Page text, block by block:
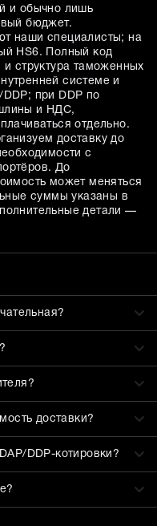
и обычно лишь
бюджет.
наши специалисты; на
HS6. Полный код
структура таможенных
системе и
DDP; при DDP по
и НДС,
отдельно.
доставку до
с
До
может меняться
суммы указаны в
детали —
доставки?
DDP-котировки?